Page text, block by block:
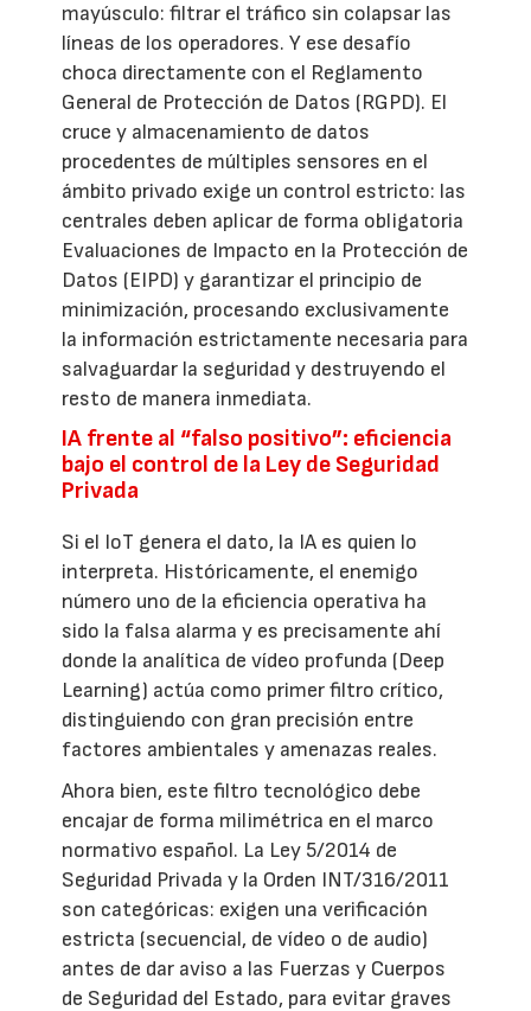
mayúsculo: filtrar el tráfico sin colapsar las
líneas de los operadores. Y ese desafío
choca directamente con el Reglamento
General de Protección de Datos (RGPD). El
cruce y almacenamiento de datos
procedentes de múltiples sensores en el
ámbito privado exige un control estricto: las
centrales deben aplicar de forma obligatoria
Evaluaciones de Impacto en la Protección de
Datos (EIPD) y garantizar el principio de
minimización, procesando exclusivamente
la información estrictamente necesaria para
salvaguardar la seguridad y destruyendo el
resto de manera inmediata.
IA frente al “falso positivo”: eficiencia
bajo el control de la Ley de Seguridad
Privada
Si el IoT genera el dato, la IA es quien lo
interpreta. Históricamente, el enemigo
número uno de la eficiencia operativa ha
sido la falsa alarma y es precisamente ahí
donde la analítica de vídeo profunda (Deep
Learning) actúa como primer filtro crítico,
distinguiendo con gran precisión entre
factores ambientales y amenazas reales.
Ahora bien, este filtro tecnológico debe
encajar de forma milimétrica en el marco
normativo español. La Ley 5/2014 de
Seguridad Privada y la Orden INT/316/2011
son categóricas: exigen una verificación
estricta (secuencial, de vídeo o de audio)
antes de dar aviso a las Fuerzas y Cuerpos
de Seguridad del Estado, para evitar graves